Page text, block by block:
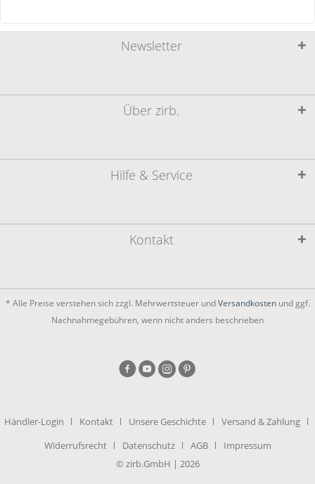
Kontakt
Hilfe & Service
Über zirb.
Newsletter
* Alle Preise verstehen sich zzgl. Mehrwertsteuer undVersandkostenund ggf.
Nachnahmegebühren, wenn nicht anders beschrieben
Händler-Login Kontakt Unsere Geschichte
Versand & Zahlung
Widerrufsrecht
Datenschutz AGB
Impressum
© zirb.GmbH | 2026